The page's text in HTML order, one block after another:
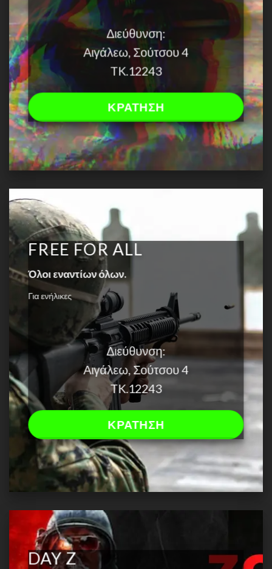
Διεύθυνση:
Αιγάλεω, Σούτσου 4
TK.12243
ΚΡΑΤΗΣΗ
FREE FOR ALL
Όλοι εναντίων όλων.
Για ενήλικες
Διεύθυνση:
Αιγάλεω, Σούτσου 4
TK.12243
ΚΡΑΤΗΣΗ
DAY Z